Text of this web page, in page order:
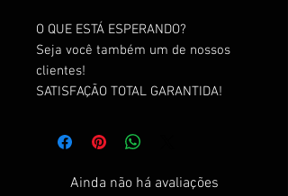
O QUE ESTÁ ESPERANDO?
Seja você também um de nossos
clientes!
SATISFAÇÃO TOTAL GARANTIDA!
Ainda não há avaliações